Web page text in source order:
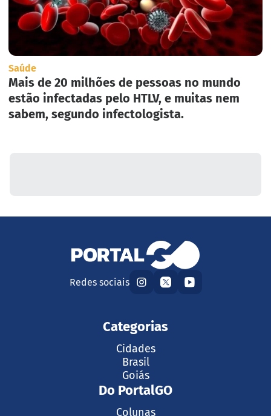
Saúde
Mais de 20 milhões de pessoas no mundo
estão infectadas pelo HTLV, e muitas nem
sabem, segundo infectologista.
Redes sociais
Categorias
Cidades
Brasil
Goiás
Do PortalGO
Colunas